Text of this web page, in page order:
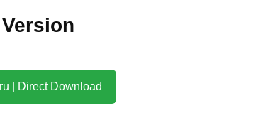
Download Terbaru | Direct Download